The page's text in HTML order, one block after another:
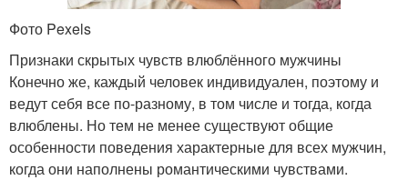
Фото Pexels
Признаки скрытых чувств влюблённого мужчины
Конечно же, каждый человек индивидуален, поэтому и
ведут себя все по-разному, в том числе и тогда, когда
влюблены. Но тем не менее существуют общие
особенности поведения характерные для всех мужчин,
когда они наполнены романтическими чувствами.